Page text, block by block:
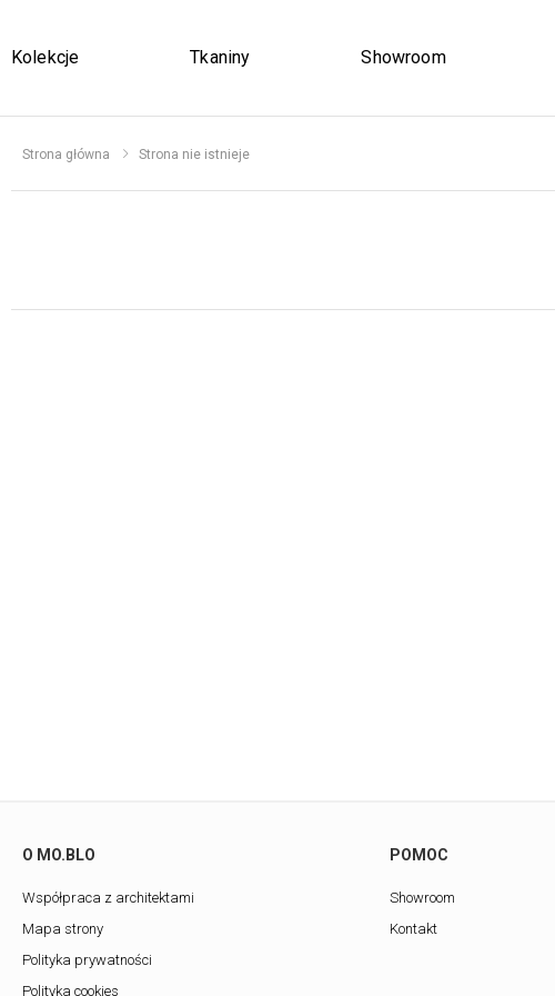
Kolekcje Tkaniny Showroom
Strona główna Strona nie istnieje
O MO.BLO
Współpraca z architektami
Mapa strony
Polityka prywatności
Polityka cookies
POMOC
Showroom
Kontakt